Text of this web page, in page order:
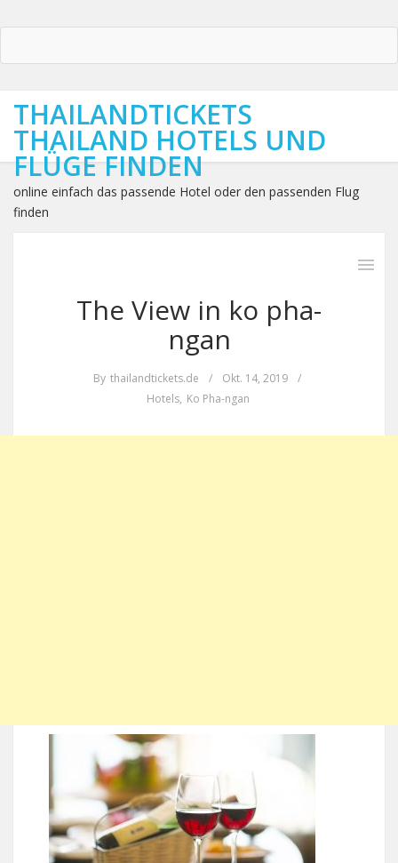
THAILANDTICKETS
THAILAND HOTELS UND
FLÜGE FINDEN
online einfach das passende Hotel oder den passenden Flug
finden
The View in ko pha-
ngan
By thailandtickets.de / Okt. 14, 2019
/
Hotels, Ko Pha-ngan